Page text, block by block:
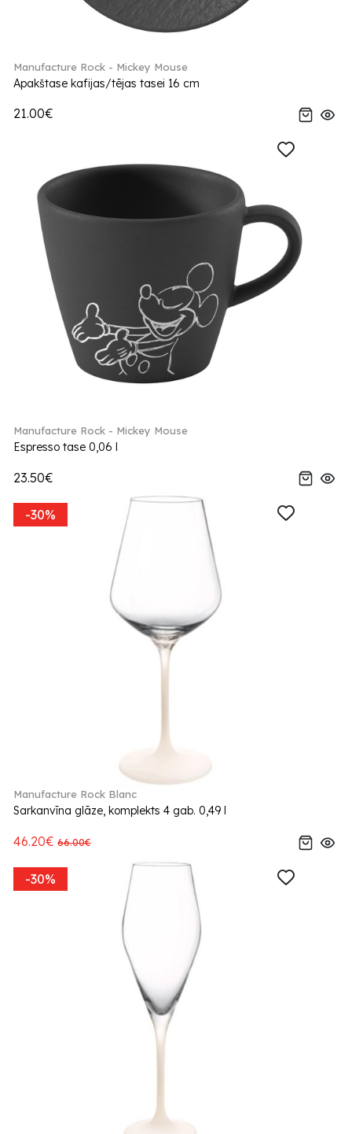
Manufacture Rock - Mickey Mouse
Apakštase kafijas/tējas tasei 16 cm
21.00€
Manufacture Rock - Mickey Mouse
Espresso tase 0,06 l
23.50€
-30%
Manufacture Rock Blanc
Sarkanvīna glāze, komplekts 4 gab. 0,49 l
46.20€ 66.00€
-30%